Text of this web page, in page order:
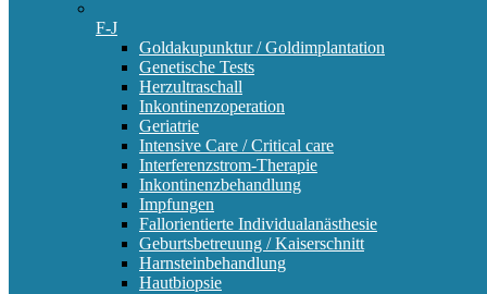
F-J
Goldakupunktur / Goldimplantation
Genetische Tests
Herzultraschall
Inkontinenzoperation
Geriatrie
Intensive Care / Critical care
Interferenzstrom-Therapie
Inkontinenzbehandlung
Impfungen
Fallorientierte Individualanästhesie
Geburtsbetreuung / Kaiserschnitt
Harnsteinbehandlung
Hautbiopsie